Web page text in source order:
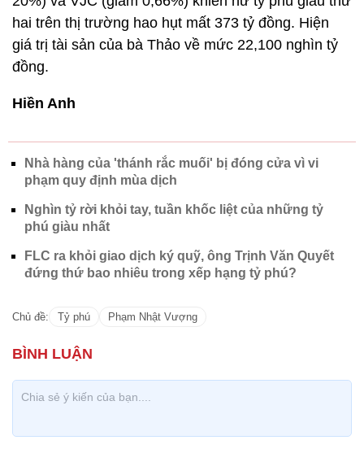
hai trên thị trường hao hụt mất 373 tỷ đồng. Hiện
giá trị tài sản của bà Thảo về mức 22,100 nghìn tỷ
đồng.
Hiền Anh
Nhà hàng của 'thánh rắc muối' bị đóng cửa vì vi
phạm quy định mùa dịch
Nghìn tỷ rời khỏi tay, tuần khốc liệt của những tỷ
phú giàu nhất
FLC ra khỏi giao dịch ký quỹ, ông Trịnh Văn Quyết
đứng thứ bao nhiêu trong xếp hạng tỷ phú?
Chủ đề: Tỷ phú Phạm Nhật Vượng